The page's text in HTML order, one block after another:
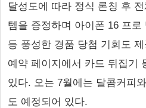
달성도에 따라 정식 론칭 후
템을 증정하며 아이폰 16 프
등 풍성한 경품 당첨 기회도
예약 페이지에서 카드 뒤집기
있다. 오는 7월에는 달콤커피
도 예정되어 있다.